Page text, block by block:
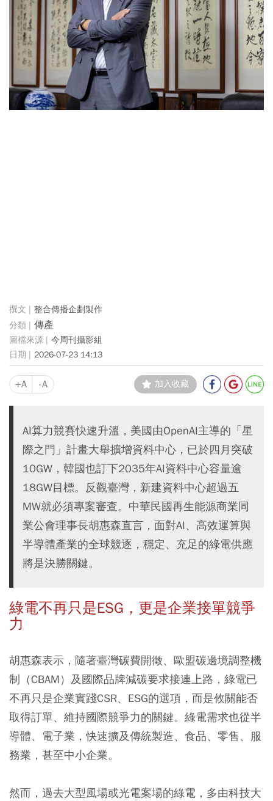
整合傳播企劃製作
傳產
今周刊攝影組
2026-07-23 14:13
+A -A 加入收藏
AI算力競賽快速升溫，美國由OpenAI主導的「星
際之門」計畫大舉擴增資料中心，已於四月突破
10GW，韓國也訂下2035年AI資料中心容量逾
18GW目標。反觀臺灣，新建資料中心超過五
MW就必須專案審查。中華民國再生能源商業同
業公會理事長胡惠森直言，面對AI、高效運算與
半導體產業的全球競逐，穩定、充足的綠電供應
將是決勝關鍵。
綠電不再只是ESG，更是企業接單競爭
力
胡惠森表示，隨著臺灣碳費開徵、歐盟碳邊境調整機
制（CBAM）及國際品牌減碳要求接連上路，綠電已
不再只是企業實踐CSR、ESG的選項，而是攸關能否
取得訂單、維持國際競爭力的關鍵。綠電需求也從半
導體、電子業，快速擴及傳統製造、食品、零售、服
務業，甚至中小企業。
然而，過去大型風場或光電案場的綠電，多由科技大